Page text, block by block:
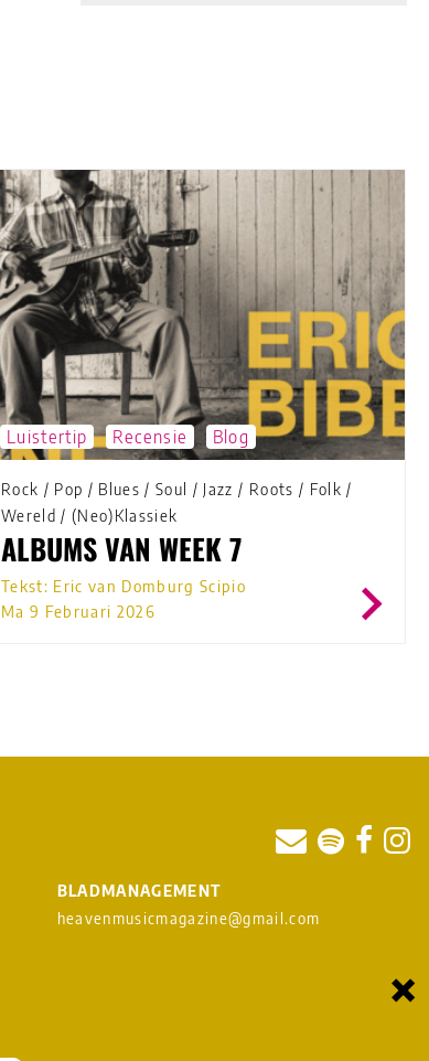
×
Luistertip Recensie Blog
Rock / Pop / Blues / Soul / Jazz / Roots / Folk /
Wereld / (Neo)Klassiek
ALBUMS VAN WEEK 7
Tekst: Eric van Domburg Scipio
Ma 9 Februari 2026
BLADMANAGEMENT
heavenmusicmagazine@gmail.com